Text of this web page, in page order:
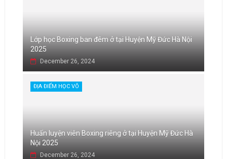
Lớp học Boxing ban đêm ở tại Huyện Mỹ Đức Hà Nội
2025
December 26, 2024
ĐỊA ĐIỂM HỌC VÕ
Huấn luyện viên Boxing riêng ở tại Huyện Mỹ Đức Hà
Nội 2025
December 26, 2024